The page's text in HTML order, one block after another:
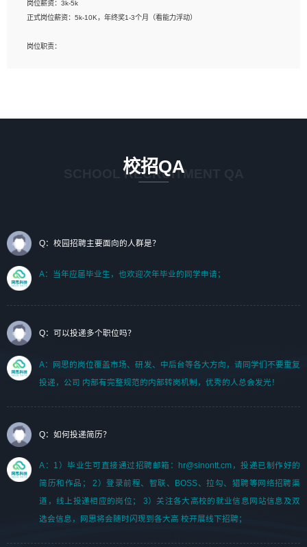
标志及吉祥物设计，效果图后期处理等。
1、艺术设计类相关专业；（其中需求分析顾问不限专业）
岗位薪资：3k-5k
正式岗位薪资：5k-10K，年终奖1-3个月（看能力浮动）
岗位职责：
2. 熟悉 前端常用框架, 能独立完成设计给予的 UI 效果;
3. 有良好的代码习惯, 低级错误出现频率低;
7. 了解或熟悉 WebGL 及相关框架优先。
（岗位人员专职于行业应用解决方案、项目申报方案、投标方案的策划编写）
校招QA
SCHOOL RECRUITMENT QA
Q：校园招聘主要面向的人群是？
A：当年应届毕业生，也欢迎次年毕业的同学申请；
Q：可以投递多个职位吗？
A：网思的岗位覆盖市场、研发、中后台等各大方向，请同学们不要重复
投递，公司 内部有完整规范的内部转岗机制，优秀的人总会发光！
Q：如何投递简历？
A：1）毕业生可直接通过招聘邮箱：hr@sinontt.cm，投递已制作好的
简历和作品； 2）登录前程、智联、BOSS、拉勾、猎聘等网络招聘渠
道，线上投递相应的岗位； 3）关注各大高校的就业信息网站信息及双
选会信息，网思将会随时闪现到各大高 校开展线下招聘；